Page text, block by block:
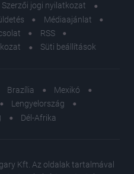
Szerzői jogi nyilatkozat
Médiaajánlat
RSS
Süti beállítások
Brazília
Mexikó
Lengyelország
Dél-Afrika
Kft. Az oldalak tartalmával